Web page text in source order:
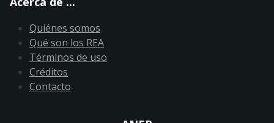
Quiénes somos
Qué son los REA
Términos de uso
Créditos
Contacto